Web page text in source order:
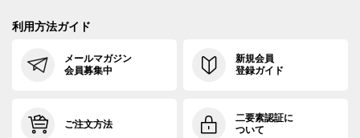
利用方法ガイド
メールマガジン
会員募集中
新規会員
登録ガイド
ご注文方法
二要素認証に
ついて